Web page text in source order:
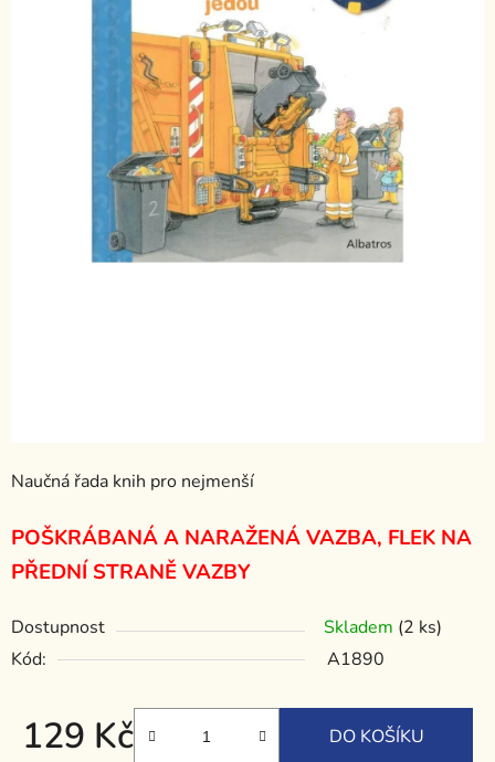
Naučná řada knih pro nejmenší
POŠKRÁBANÁ A NARAŽENÁ VAZBA, FLEK NA
PŘEDNÍ STRANĚ VAZBY
Dostupnost Skladem (2 ks)
Kód:
A1890
129 Kč DO KOŠÍKU